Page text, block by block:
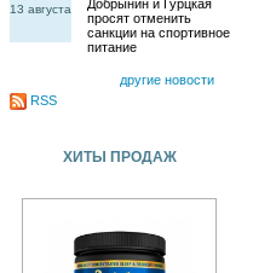
13 августа
Добрынин и Гурцкая
просят отменить
санкции на спортивное
питание
другие новости
RSS
ХИТЫ ПРОДАЖ